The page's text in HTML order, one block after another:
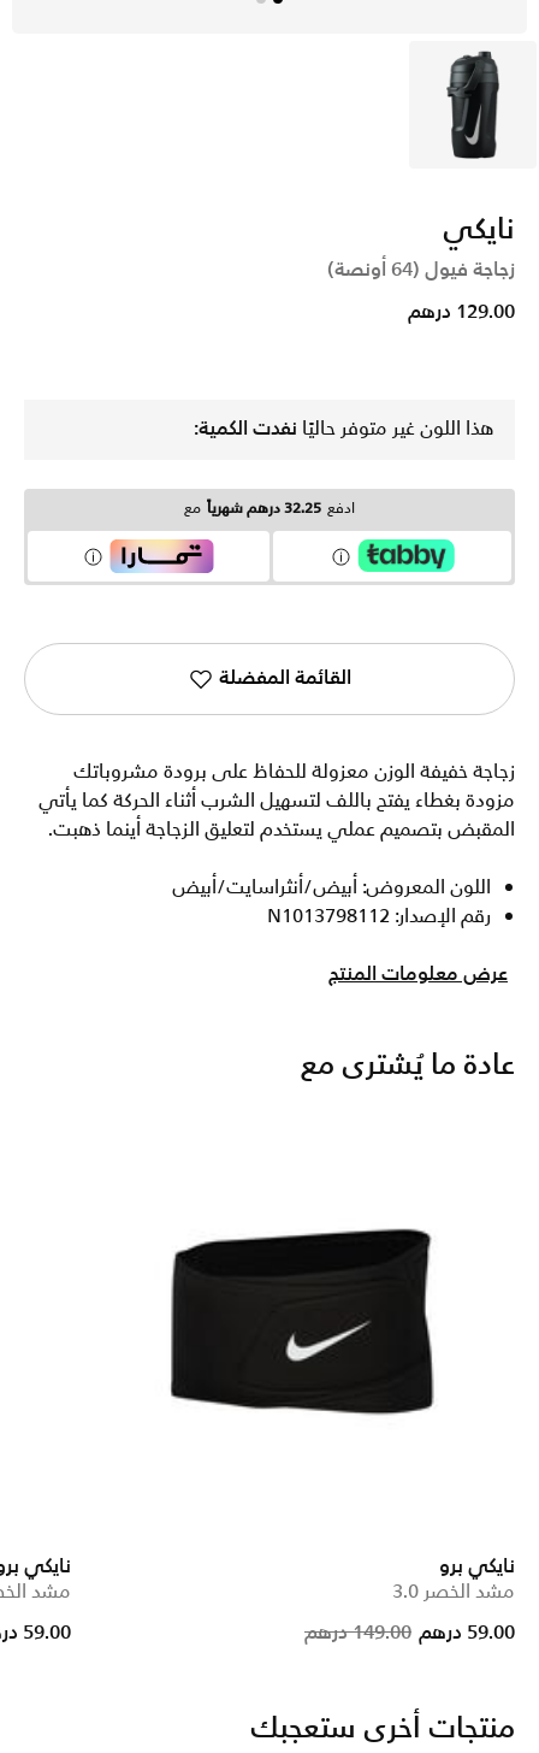
أسود
نايكي
زجاجة فيول (64 أونصة)
129.00 درهم
هذا اللون غير متوفر حاليًا نفدت الكمية:
ادفع 32.25 درهم شهرياً مع
القائمة المفضلة
زجاجة خفيفة الوزن معزولة للحفاظ على برودة مشروباتك
مزودة بغطاء يفتح باللف لتسهيل الشرب أثناء الحركة كما يأتي
المقبض بتصميم عملي يستخدم لتعليق الزجاجة أينما ذهبت.
اللون المعروض: أبيض/أنثراسايت/أبيض
رقم الإصدار: N1013798112
عرض معلومات المنتج
عادة ما يُشترى مع
نايكي برو
مشد الخصر 3.0
Price
149.00 درهم to
59.00 درهم
نايكي
مشد
Price reduced from
to
59.00 درهم
منتجات أخرى ستعجبك